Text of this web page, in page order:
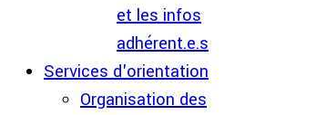
et les infos
adhérent.e.s
Services d'orientation
Organisation des